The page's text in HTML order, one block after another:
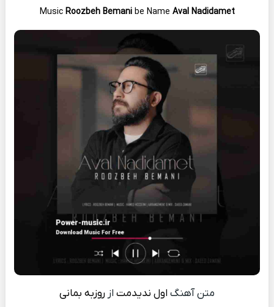
MusicRoozbeh Bemani be Name Aval Nadidamet
متن آهنگ اول ندیدمت از روزبه بمانی